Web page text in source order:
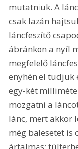
mutatniuk. A
csak lazán
láncfeszítő
ábránkon a nyíl
megfelelő
enyhén el tudjuk
egy-két
mozgatni a
lánc, mert akkor
még balesetet is
ártalmas;